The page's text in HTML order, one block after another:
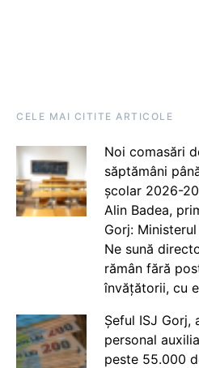
CELE MAI CITITE ARTICOLE
Noi comasări
săptămâni
școlar 2026-
Alin Badea,
Gorj:
Ne sună
rămân fără
învățătorii, cu
Șeful ISJ Gorj,
personal
peste 55.000